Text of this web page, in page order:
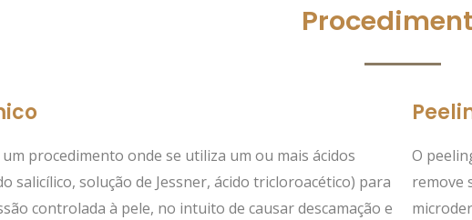
procedimento onde se utiliza um ou mais ácidos
salicílico, solução de Jessner, ácido tricloroacético) para
controlada à pele, no intuito de causar descamação e
O
remove